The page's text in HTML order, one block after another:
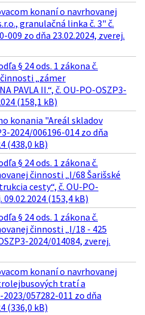
konaní o navrhovanej
granulačná linka č. 3" č.
009 zo dňa 23.02.2024, zverej.
§ 24 ods. 1 zákona č.
„zámer
PAVLA II.“, č. OU-PO-OSZP3-
(158,1 kB)
konania "Areál skladov
2024/006196-014 zo dňa
(438,0 kB)
§ 24 ods. 1 zákona č.
činnosti „I/68 Šarišské
cesty“, č. OU-PO-
(153,4 kB)
§ 24 ods. 1 zákona č.
činnosti „I/18 - 425
2024/014084, zverej.
konaní o navrhovanej
tratí a
057282-011 zo dňa
(336,0 kB)